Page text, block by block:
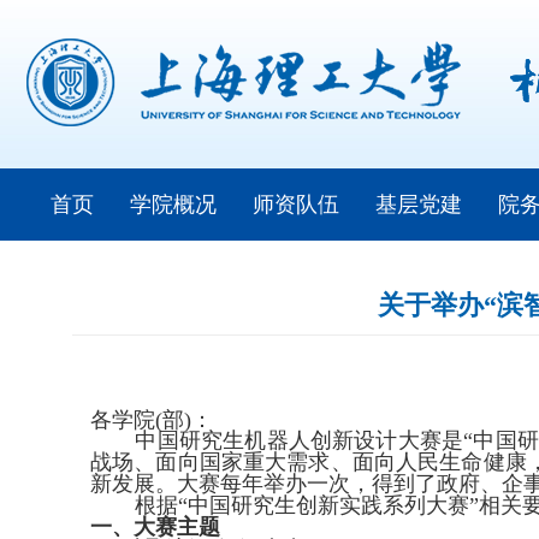
首页 学院概况 师资队伍 基层党建 院
关于举办“滨
各学院(部) ：
中国研究生机器人创新设计大赛是“中国
战场、面向国家重大需求、面向人民生命健
新发展。大赛每年举办一次，得到了政府、企
根据“中国研究生创新实践系列大赛”相关
一、大赛主题